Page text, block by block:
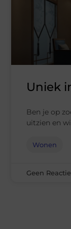
Uniek
Ben je op
uitzien en
Wonen
Geen